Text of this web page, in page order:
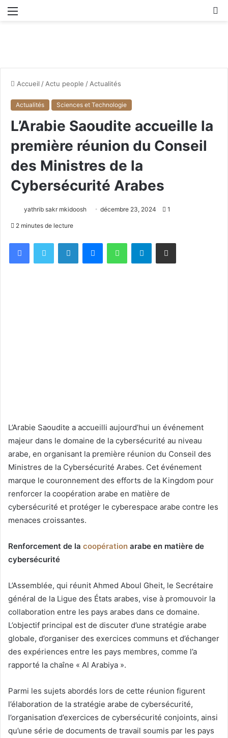
Accueil /Actu people /Actualités
Actualités Sciences et Technologie
L’Arabie Saoudite accueille la
première réunion du Conseil
des Ministres de la
Cybersécurité Arabes
yathrib sakr mkidoosh décembre 23, 2024 1
2 minutes de lecture
Telegram
L’Arabie Saoudite a accueilli aujourd’hui un événement
majeur dans le domaine de la cybersécurité au niveau
arabe, en organisant la première réunion du Conseil des
Ministres de la Cybersécurité Arabes. Cet événement
marque le couronnement des efforts de la Kingdom pour
renforcer la coopération arabe en matière de
cybersécurité et protéger le cyberespace arabe contre les
menaces croissantes.
Renforcement de la coopération arabe en matière de
cybersécurité
L’Assemblée, qui réunit Ahmed Aboul Gheit, le Secrétaire
général de la Ligue des États arabes, vise à promouvoir la
collaboration entre les pays arabes dans ce domaine.
L’objectif principal est de discuter d’une stratégie arabe
globale, d’organiser des exercices communs et d’échanger
des expériences entre les pays membres, comme l’a
rapporté la chaîne « Al Arabiya ».
Parmi les sujets abordés lors de cette réunion figurent
l’élaboration de la stratégie arabe de cybersécurité,
l’organisation d’exercices de cybersécurité conjoints, ainsi
qu’une série de documents de travail soumis par les pays